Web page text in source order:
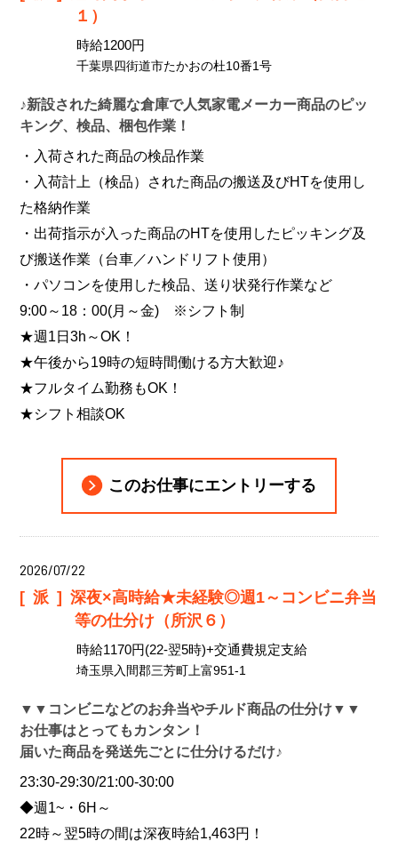
１）
時給1200円
千葉県四街道市たかおの杜10番1号
♪新設された綺麗な倉庫で人気家電メーカー商品のピッ
キング、検品、梱包作業！
・入荷された商品の検品作業
・入荷計上（検品）された商品の搬送及びHTを使用し
た格納作業
・出荷指示が入った商品のHTを使用したピッキング及
び搬送作業（台車／ハンドリフト使用）
・パソコンを使用した検品、送り状発行作業など
9:00～18：00(月～金) ※シフト制
★週1日3h～OK！
★午後から19時の短時間働ける方大歓迎♪
★フルタイム勤務もOK！
★シフト相談OK
このお仕事にエントリーする
2026/07/22
[派]深夜×高時給★未経験◎週1～コンビニ弁当
等の仕分け（所沢６）
時給1170円(22-翌5時)+交通費規定支給
埼玉県入間郡三芳町上富951-1
▼▼コンビニなどのお弁当やチルド商品の仕分け▼▼
お仕事はとってもカンタン！
届いた商品を発送先ごとに仕分けるだけ♪
23:30-29:30/21:00-30:00
◆週1~・6H～
22時～翌5時の間は深夜時給1,463円！